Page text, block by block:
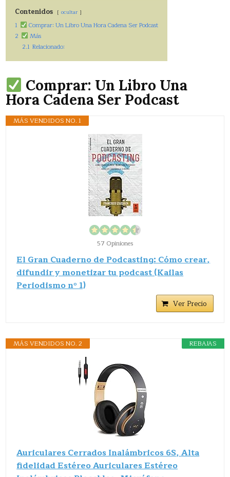
Contenidos ocultar
1
Comprar: Un Libro Una Hora Cadena Ser Podcast
2
Más
2.1 Relacionado:
Comprar: Un Libro Una
Hora Cadena Ser Podcast
MÁS VENDIDOS NO. 1
57 Opiniones
El Gran Cuaderno de Podcasting: Cómo crear,
difundir y monetizar tu podcast (Kailas
Periodismo nº 1)
Ver Precio
REBAJAS
MÁS VENDIDOS NO. 2
Auriculares Cerrados Inalámbricos 6S, Alta
fidelidad Estéreo Auriculares Estéreo